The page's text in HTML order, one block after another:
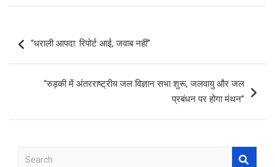
ce
o
o
k
tt at
s
A
p
p
ar
navigation
“धराली आपदा: रिपोर्ट आई, जवाब नहीं”
“रुड़की में अंतरराष्ट्रीय जल विज्ञान सभा शुरू, जलवायु और जल
प्रबंधन पर होगा मंथन”